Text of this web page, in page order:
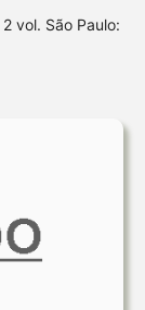
vol. São Paulo: